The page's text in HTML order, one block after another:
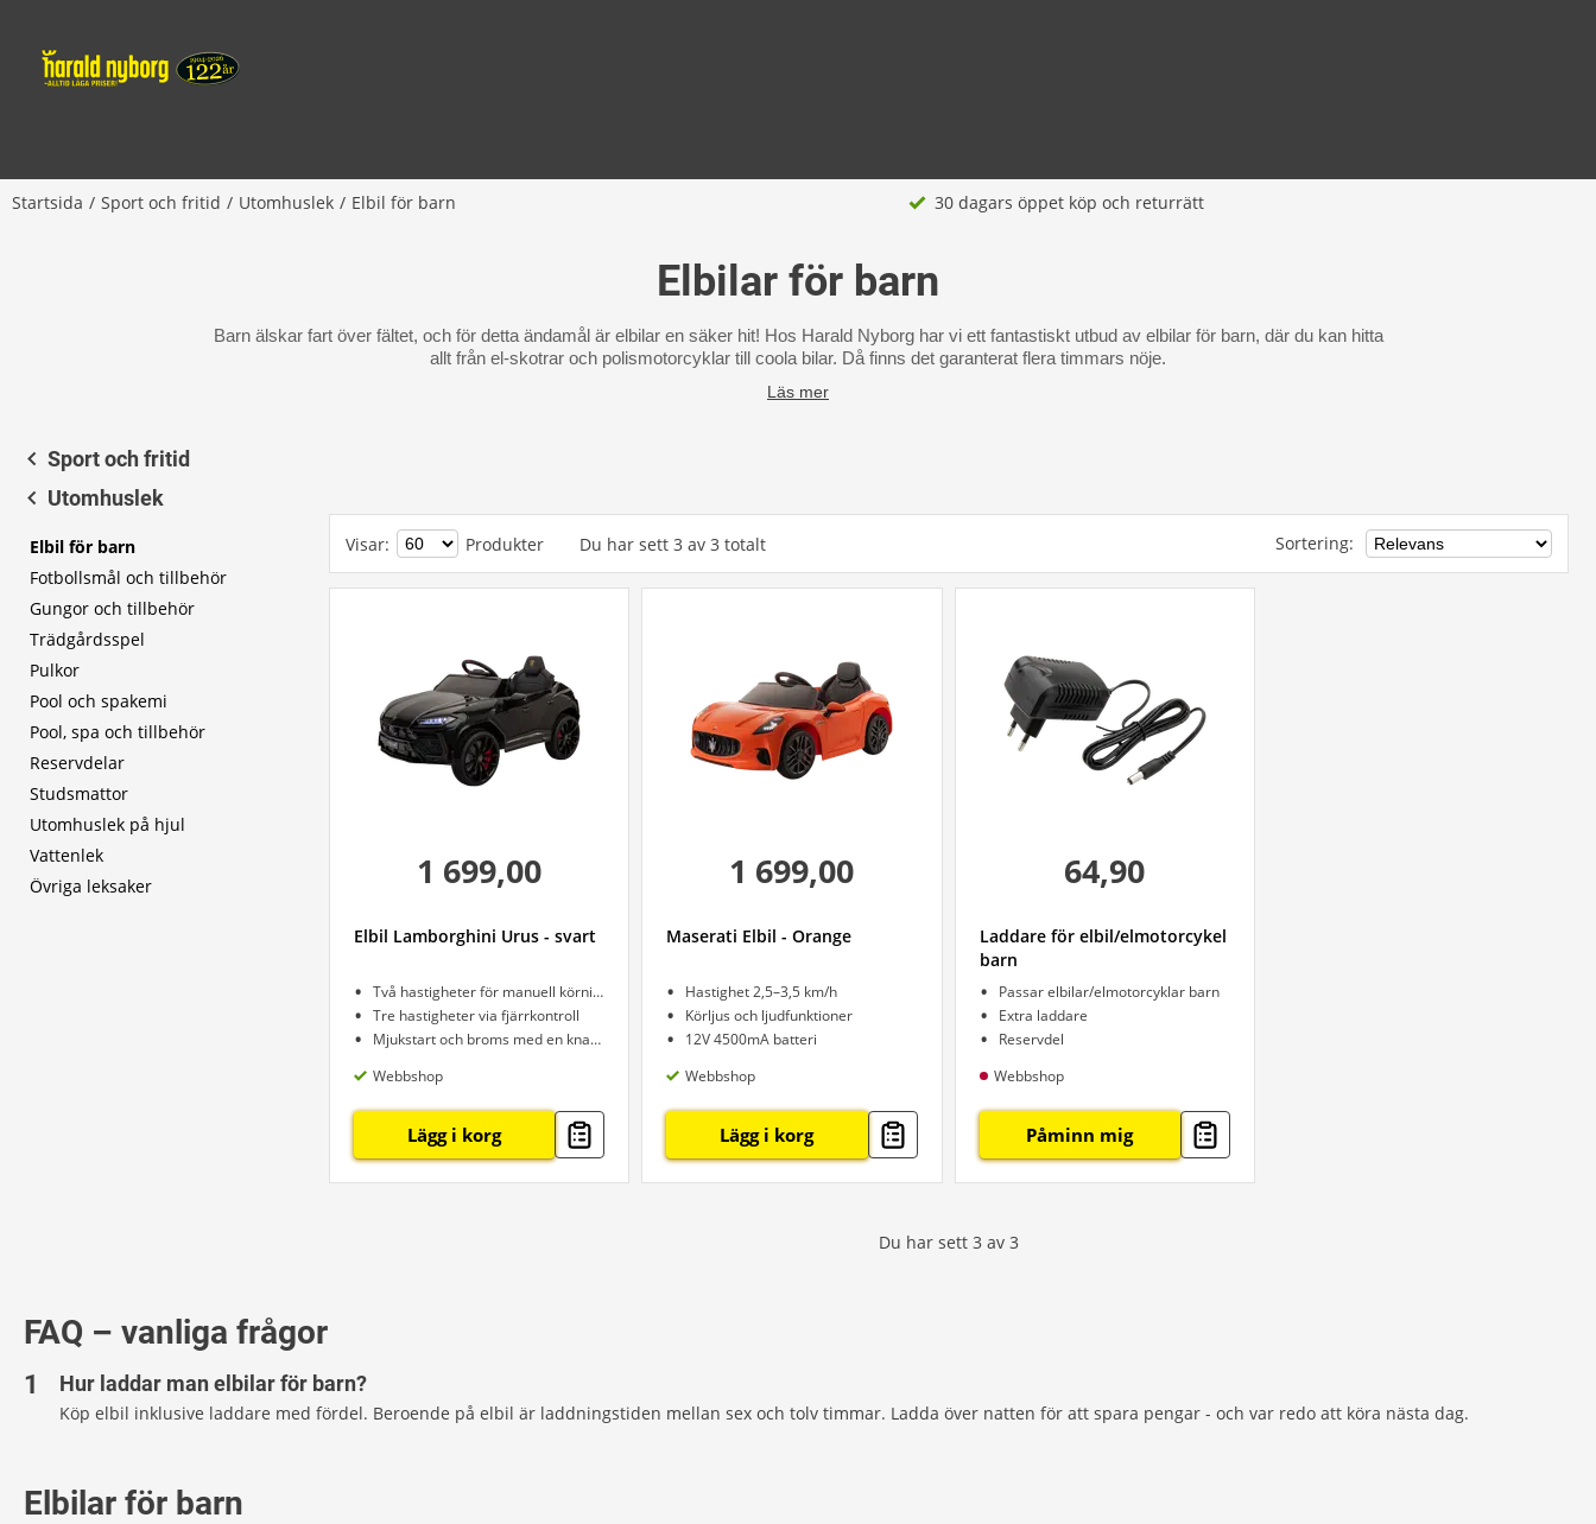
Startsida Sport och fritid Utomhuslek Elbil för barn 30 dagars öppet köp och returrätt
Elbilar för barn
Barn älskar fart över fältet, och för detta ändamål är elbilar en säker hit! Hos Harald Nyborg har vi ett fantastiskt utbud av elbilar för barn, där du kan hitta
allt från el-skotrar och polismotorcyklar till coola bilar. Då finns det garanterat flera timmars nöje.
Läs mer
Sport och fritid
Utomhuslek
Elbil för barn
Fotbollsmål och tillbehör
Gungor och tillbehör
Trädgårdsspel
Pulkor
Pool och spakemi
Pool, spa och tillbehör
Reservdelar
Studsmattor
Utomhuslek på hjul
Vattenlek
Övriga leksaker
Visar: Produkter Du har sett 3 av 3 totalt Sortering:
1 699,00
Elbil Lamborghini Urus - svart
Två hastigheter för manuell körning
Tre hastigheter via fjärrkontroll
Mjukstart och broms med en knapptryckning
Webbshop
Lägg i korg
1 699,00
Maserati Elbil - Orange
Hastighet 2,5–3,5 km/h
Körljus och ljudfunktioner
12V 4500mA batteri
Webbshop
Lägg i korg
64,90
Laddare för elbil/elmotorcykel
barn
Passar elbilar/elmotorcyklar barn
Extra laddare
Reservdel
Webbshop
Påminn mig
Du har sett 3 av 3
FAQ – vanliga frågor
Hur laddar man elbilar för barn?
Köp elbil inklusive laddare med fördel. Beroende på elbil är laddningstiden mellan sex och tolv timmar. Ladda över natten för att spara pengar - och var redo att köra nästa dag.
Elbilar för barn